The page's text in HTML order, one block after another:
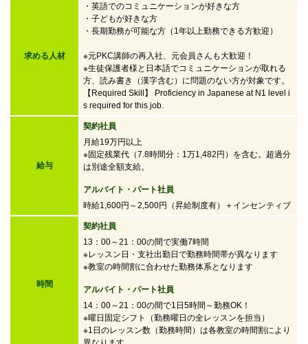
求める人材
・英語でのコミュニケーションが好きな方
・子どもが好きな方
・長期勤務が可能な方（1年以上勤務できる方歓迎）
※元PKC講師の再入社、元会員さんも大歓迎！
※生徒保護者様と日本語でコミュニケーションが取れる
方、読み書き（漢字含む）に問題のない方が対象です。
【Required Skill】 Proficiency in Japanese at N1 level i
s required for this job.
給与
契約社員
月給19万円以上
※固定残業代（7.8時間分：1万1,482円）を含む。超過分
は別途全額支給。
アルバイト・パート社員
時給1,600円～2,500円
（昇給制度有）＋インセンティブ
時間
契約社員
13：00～21：00の間で実働7時間
※レッスン日・支社出勤日で勤務時間帯が異なります
※教室の時間割に合わせた勤務体系となります
アルバイト・パート社員
14：00～21：00の間で1日5時間～勤務OK！
※曜日固定シフト（勤務曜日の全レッスンを担当）
※1日のレッスン数（勤務時間）は各教室の時間割により